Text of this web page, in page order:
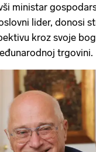
ministar
lider, donosi
kroz svoje
trgovini.